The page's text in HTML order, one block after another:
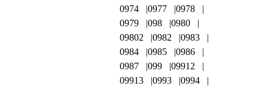
0974
0977
0978
0979
098
0980
09802
0982
0983
0984
0985
0986
0987
099
09912
09913
0993
0994